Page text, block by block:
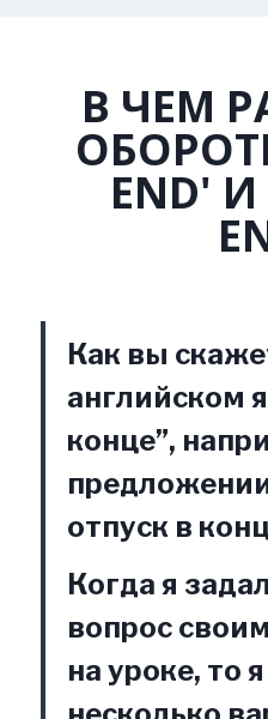
В ЧЕМ
END' И
Как вы
английском
конце”,
отпуск в
Когда я
вопрос
на уроке, то